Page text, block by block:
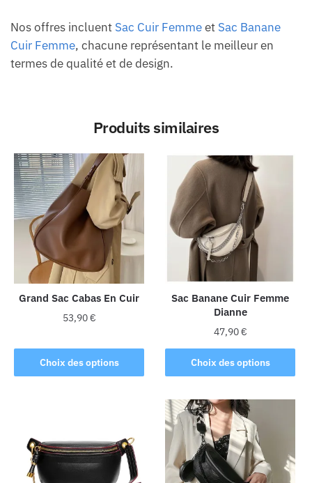
Nos offres incluent Sac Cuir Femmeet Sac Banane
Cuir Femme, chacune représentant le meilleur en
termes de qualité et de design.
Produits similaires
Grand Sac Cabas En Cuir
53,90€
Choix des options
produit
a
options
peuvent
Sac Banane Cuir Femme
Dianne
47,90€
Choix des options
Ce
produit
plusieurs
variations.
Les
options
peuvent